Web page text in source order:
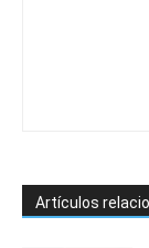
Artículos